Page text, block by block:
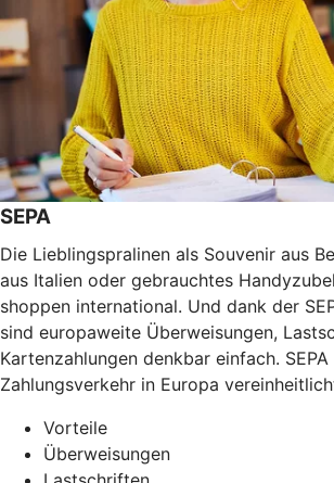
SEPA
Die Lieblingspralinen als Souvenir aus
aus Italien oder gebrauchtes
shoppen international. Und dank der
sind europaweite Überweisungen,
Kartenzahlungen denkbar einfach.
Zahlungsverkehr in Europa
Vorteile
Überweisungen